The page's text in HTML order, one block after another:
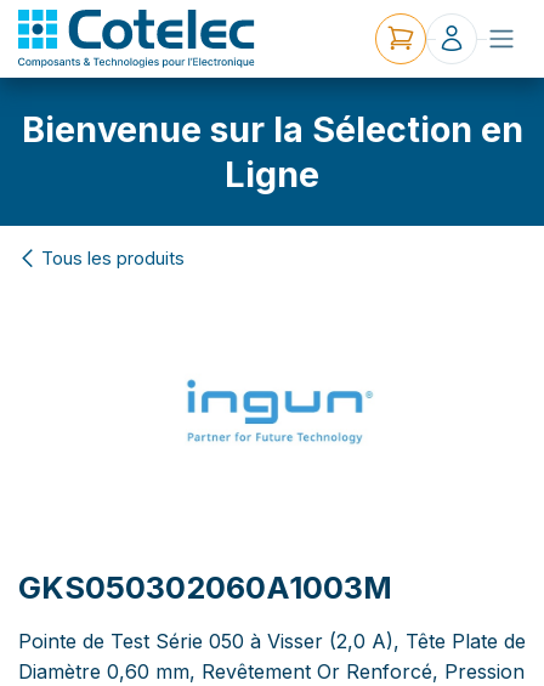
Bienvenue sur la Sélection en
Ligne
Tous les produits
GKS050302060A1003M
Pointe de Test Série 050 à Visser (2,0 A), Tête Plate de
Diamètre 0,60 mm, Revêtement Or Renforcé, Pression